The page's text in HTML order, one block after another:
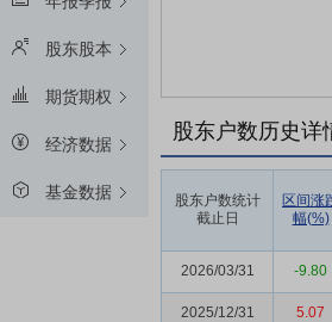
股东股本
期货期权
经济数据
基金数据
股东户数历史详
股东户数统计
截止日
区间涨
幅(%)
2026/03/31 -9.80
2025/12/31 5.07